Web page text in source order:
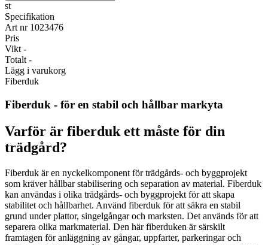
st
Specifikation
Art nr 1023476
Pris
Vikt -
Totalt -
Lägg i varukorg
Fiberduk
Fiberduk - för en stabil och hållbar markyta
Varför är fiberduk ett måste för din
trädgård?
Fiberduk är en nyckelkomponent för trädgårds- och byggprojekt
som kräver hållbar stabilisering och separation av material. Fiberduk
kan användas i olika trädgårds- och byggprojekt för att skapa
stabilitet och hållbarhet. Använd fiberduk för att säkra en stabil
grund under plattor, singelgångar och marksten. Det används för att
separera olika markmaterial. Den här fiberduken är särskilt
framtagen för anläggning av gångar, uppfarter, parkeringar och